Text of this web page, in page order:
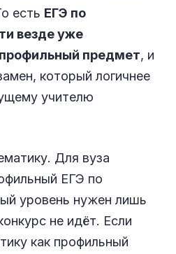
есть ЕГЭ по
везде уже
предмет, и
который логичнее
учителю
Для вуза
ЕГЭ по
уровень нужен лишь
не идёт. Если
как профильный